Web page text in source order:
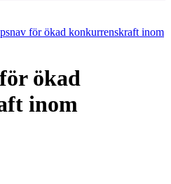
för ökad konkurrenskraft inom
ökad
inom